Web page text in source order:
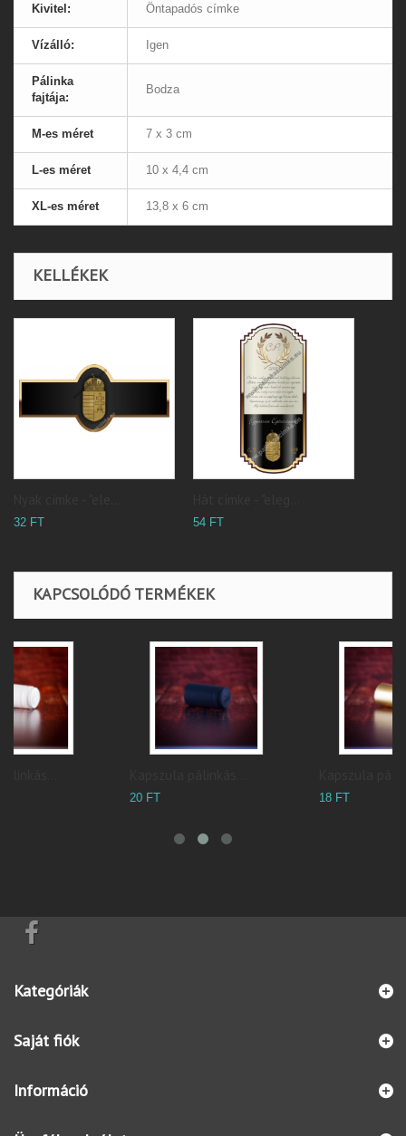
Kivitel: Öntapadós címke
Vízálló: Igen
Pálinka
fajtája:
Bodza
M-es méret 7 x 3 cm
L-es méret 10 x 4,4 cm
XL-es méret 13,8 x 6 cm
KELLÉKEK
32 FT 54 FT
KAPCSOLÓDÓ TERMÉKEK
Kategóriák
Saját fiók
Információ